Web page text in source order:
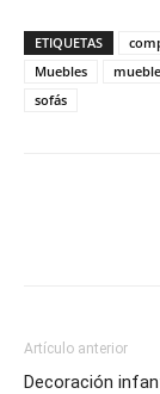
ETIQUETAS
Muebles
sofás
Artículo anterior
Decoración